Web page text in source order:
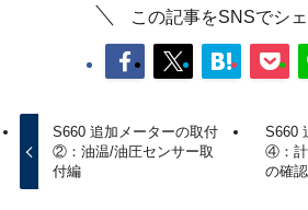
この記事をSNSでシ
S660 追加メーターの取付
②：油温/油圧センサー取
付編
S660
④：計
の確認